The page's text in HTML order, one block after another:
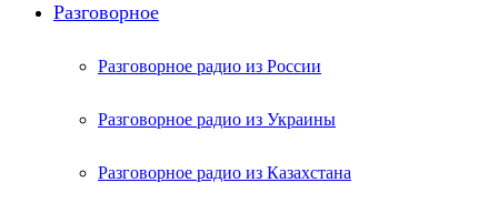
Разговорное
Разговорное радио из России
Разговорное радио из Украины
Разговорное радио из Казахстана